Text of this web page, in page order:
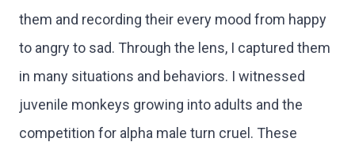
them and recording their every mood from happy
to angry to sad. Through the lens, I captured them
in many situations and behaviors. I witnessed
juvenile monkeys growing into adults and the
competition for alpha male turn cruel. These